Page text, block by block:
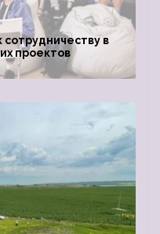
в
проектов